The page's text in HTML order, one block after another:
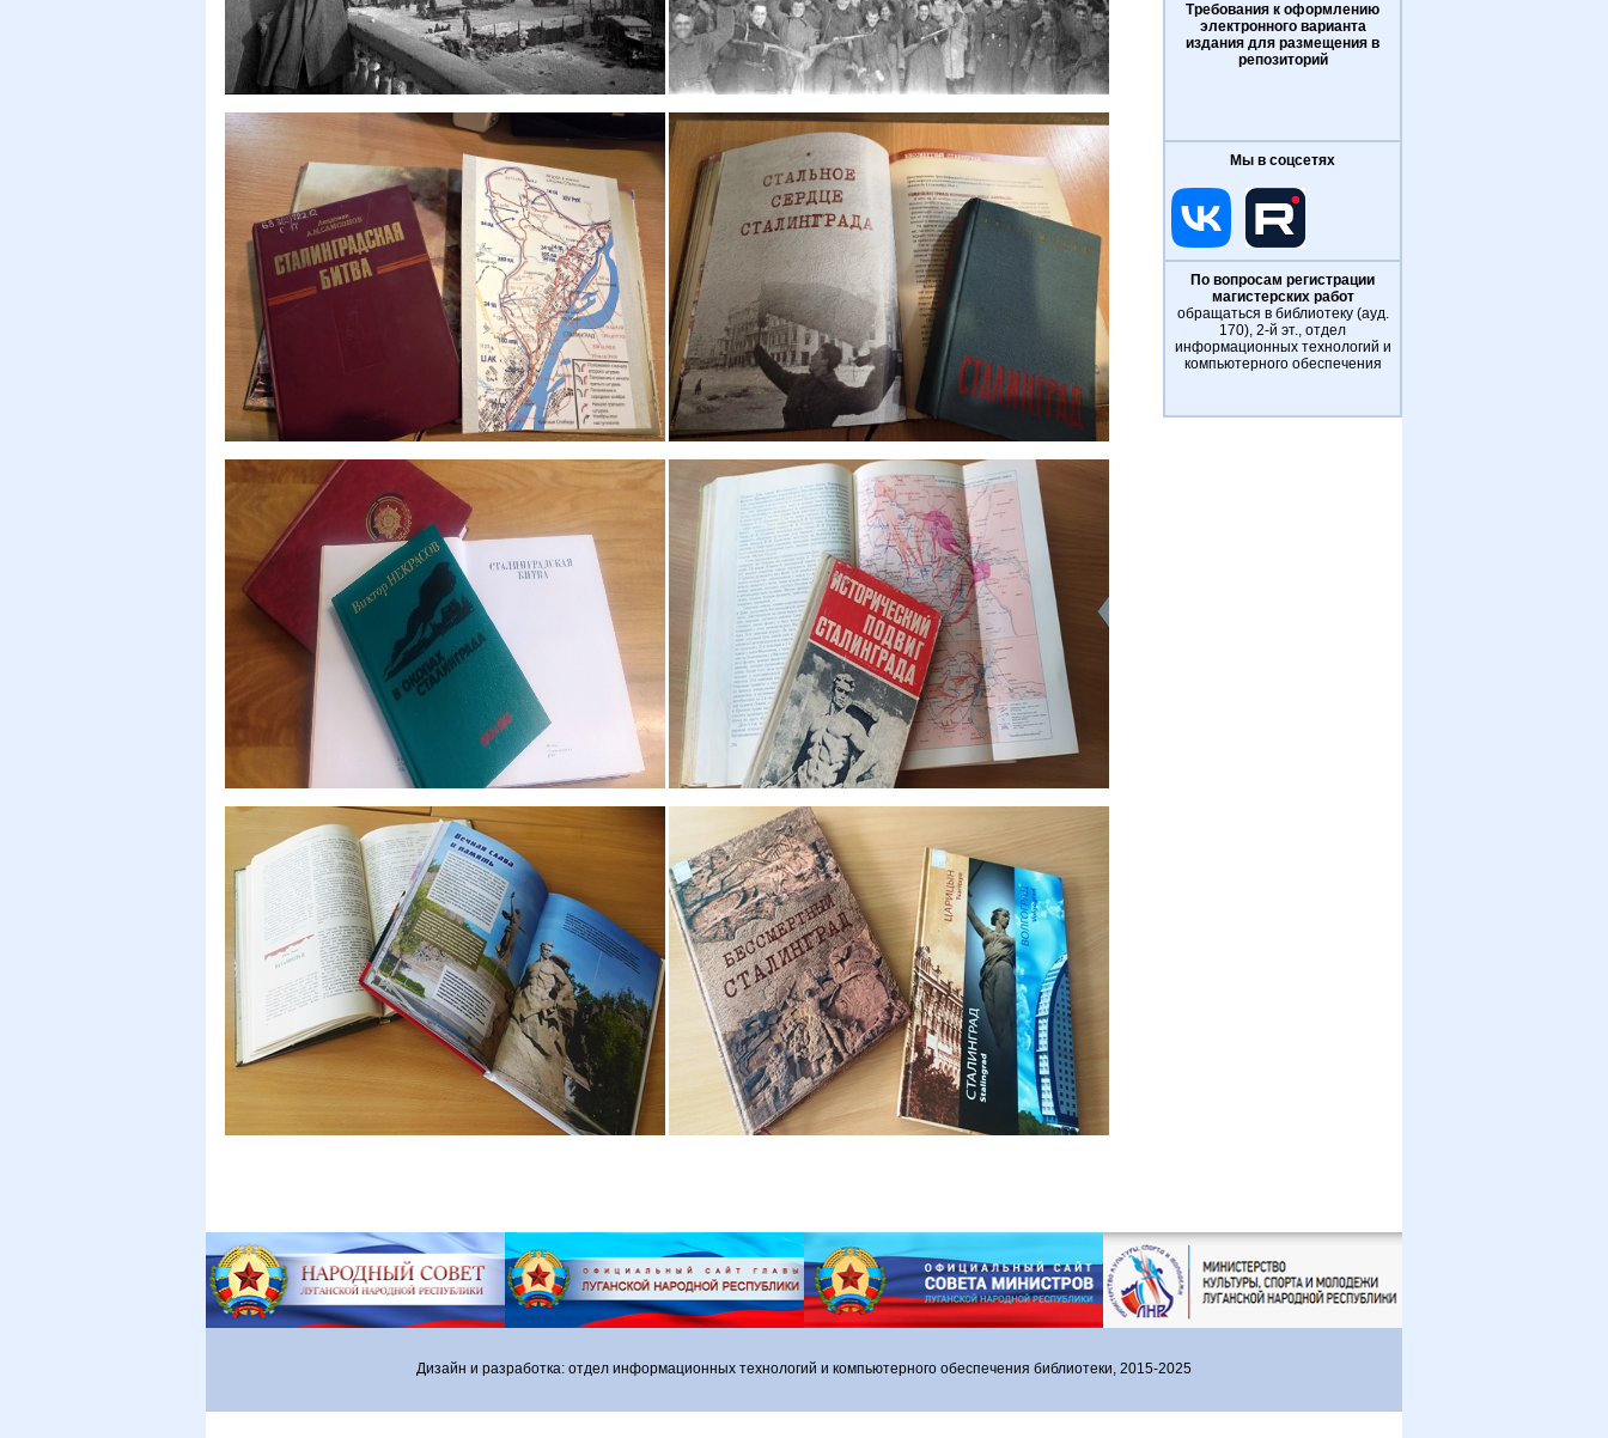
Требования к оформлению
электронного варианта
издания для размещения в
репозиторий
Мы в соцсетях
По вопросам регистрации
магистерских работ
обращаться в библиотеку (ауд.
170), 2-й эт., отдел
информационных технологий и
компьютерного обеспечения
Дизайн и разработка: отдел информационных технологий и компьютерного обеспечения библиотеки, 2015-2025